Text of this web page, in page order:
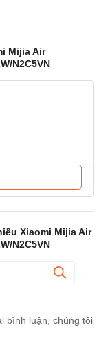
Giây
1.5HP chính là
Mijia Air
N2C5VN
Xiaomi Mijia Air
N2C5VN
bình luận, chúng tôi